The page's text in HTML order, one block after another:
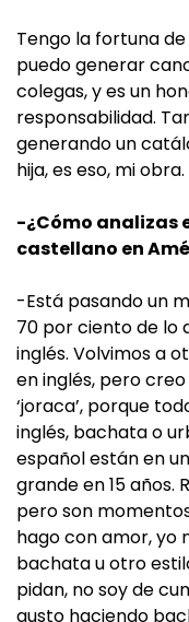
Tengo la fortuna
puedo generar
colegas, y es un
responsabilidad.
generando un
hija, es eso, mi obra.
-¿Cómo analizas
castellano en
-Está pasando un
70 por ciento de lo
inglés. Volvimos a
en inglés, pero
‘joraca’, porque
inglés, bachata o
español están en
grande en 15 años.
pero son
hago con amor, yo
bachata u otro
pidan, no soy de
gusto haciendo